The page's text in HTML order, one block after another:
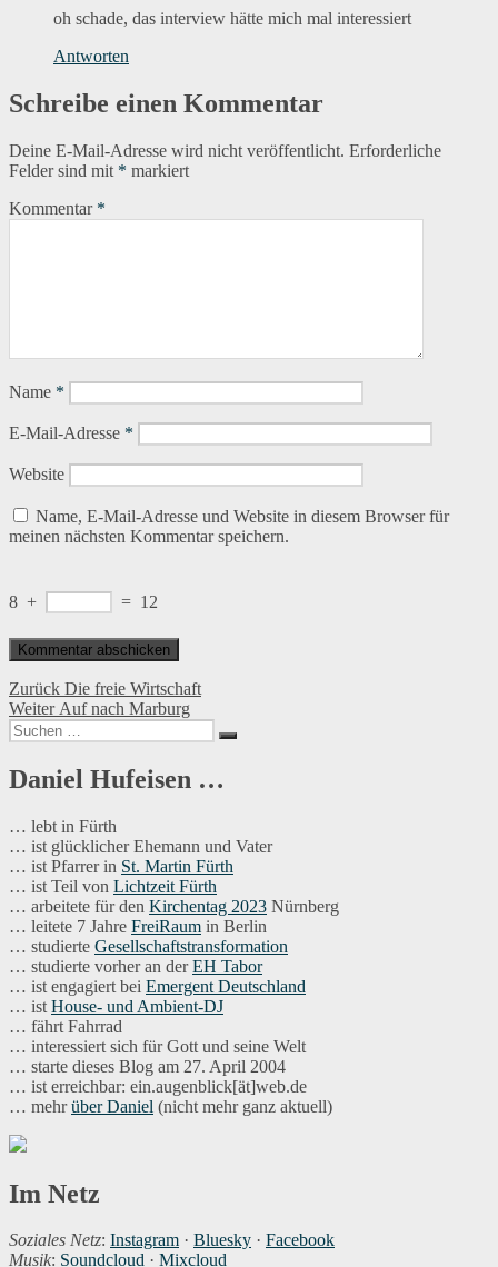
oh schade, das interview hätte mich mal interessiert
Antworten
Schreibe einen Kommentar
Deine E-Mail-Adresse wird nicht veröffentlicht. Erforderliche
Felder sind mit * markiert
Kommentar *
Name *
E-Mail-Adresse *
Website
Name, E-Mail-Adresse und Website in diesem Browser für
meinen nächsten Kommentar speichern.
8 + = 12
Beitragsnavigation
Zurück Vorheriger
Beitrag:
Die freie Wirtschaft
Weiter Nächster
Beitrag:
Auf nach Marburg
Suchen
nach:
Suchen
Daniel Hufeisen …
… lebt in Fürth
… ist glücklicher Ehemann und Vater
… ist Pfarrer in St. Martin Fürth
… ist Teil von Lichtzeit Fürth
… arbeitete für den Kirchentag 2023 Nürnberg
… leitete 7 Jahre FreiRaum in Berlin
… studierte Gesellschaftstransformation
… studierte vorher an derEH Tabor
… ist engagiert bei Emergent Deutschland
… ist House- und Ambient-DJ
… fährt Fahrrad
… interessiert sich für Gott und seine Welt
… starte dieses Blog am 27. April 2004
… ist erreichbar: ein.augenblick[ät]web.de
… mehrüber Daniel (nicht mehr ganz aktuell)
Im Netz
Soziales Netz: Instagram · Bluesky · Facebook
Musik: Soundcloud · Mixcloud